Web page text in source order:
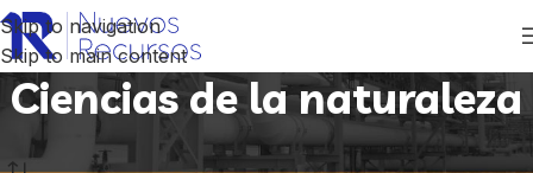
Skip to navigation
Skip to main content
Ciencias de la naturaleza
Inicio Productos etiquetados “Ciencias de la naturaleza”